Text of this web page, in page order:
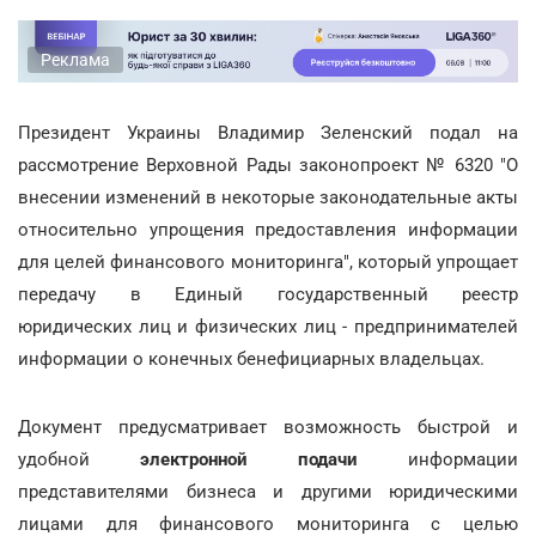
Реклама
Президент Украины Владимир Зеленский подал на
рассмотрение Верховной Рады законопроект № 6320 "О
внесении изменений в некоторые законодательные акты
относительно упрощения предоставления информации
для целей финансового мониторинга", который упрощает
передачу в Единый государственный реестр
юридических лиц и физических лиц - предпринимателей
информации о конечных бенефициарных владельцах.
Документ предусматривает возможность быстрой и
удобной электронной подачи информации
представителями бизнеса и другими юридическими
лицами для финансового мониторинга с целью